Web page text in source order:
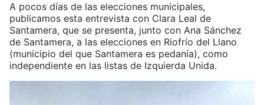
A pocos días de las elecciones municipales,
publicamos esta entrevista con Clara Leal de
Santamera, que se presenta, junto con Ana Sánchez
de Santamera, a las elecciones en Riofrío del Llano
(municipio del que Santamera es pedanía), como
independiente en las listas de Izquierda Unida.